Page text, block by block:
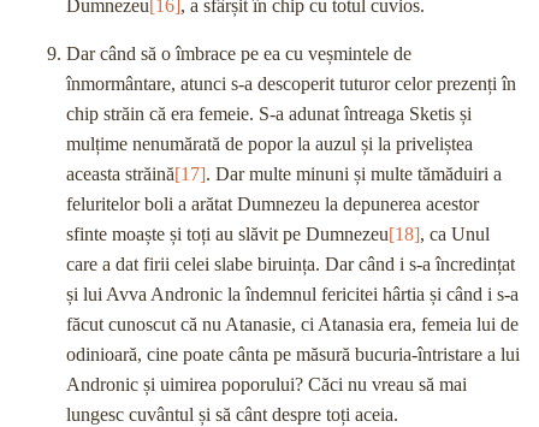
Dumnezeu [16] , a sfârșit în chip cu totul cuvios.
Dar când să o îmbrace pe ea cu veșmintele de
înmormântare, atunci s-a descoperit tuturor celor prezenți în
chip străin că era femeie. S-a adunat întreaga Sketis și
mulțime nenumărată de popor la auzul și la priveliștea
aceasta străină[17]. Dar multe minuni și multe tămăduiri a
feluritelor boli a arătat Dumnezeu la depunerea acestor
sfinte moaște și toți au slăvit pe Dumnezeu[18], ca Unul
care a dat firii celei slabe biruința. Dar când i s-a încredințat
și lui Avva Andronic la îndemnul fericitei hârtia și când i s-a
făcut cunoscut că nu Atanasie, ci Atanasia era, femeia lui de
odinioară, cine poate cânta pe măsură bucuria-întristare a lui
Andronic și uimirea poporului? Căci nu vreau să mai
lungesc cuvântul și să cânt despre toți aceia.